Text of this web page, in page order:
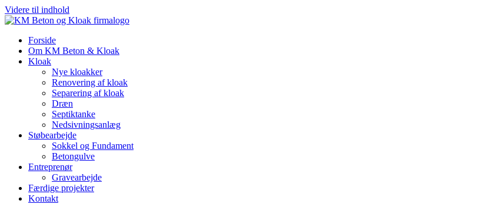
Videre til indhold
Forside
Om KM Beton & Kloak
Kloak
Nye kloakker
Renovering af kloak
Separering af kloak
Dræn
Septiktanke
Nedsivningsanlæg
Støbearbejde
Sokkel og Fundament
Betongulve
Entreprenør
Gravearbejde
Færdige projekter
Kontakt